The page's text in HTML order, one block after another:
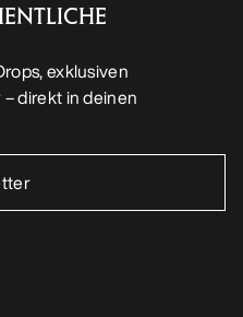
exklusiven
direkt in deinen